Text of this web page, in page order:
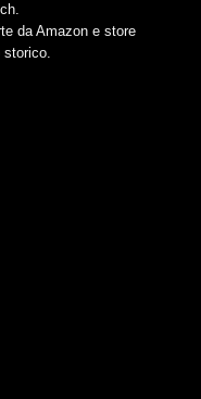
da Amazon e store
storico.